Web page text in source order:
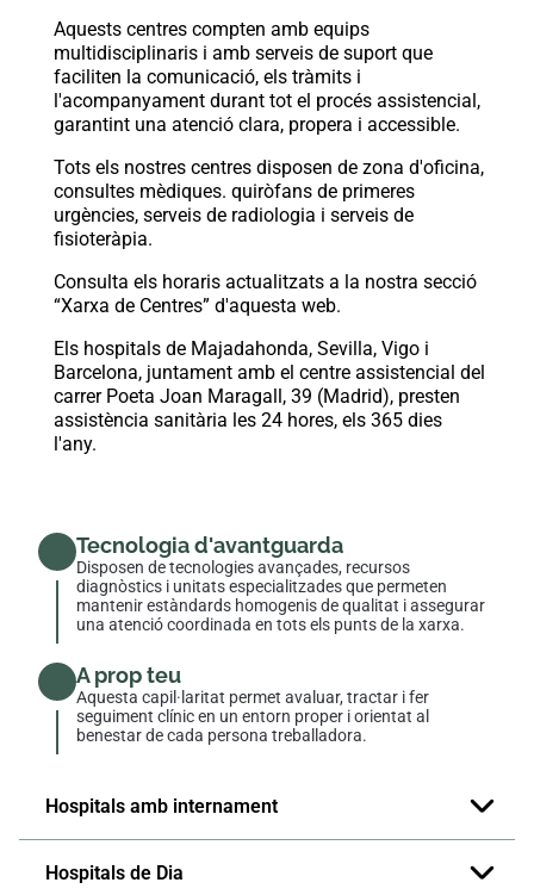
Aquests centres compten amb equips
multidisciplinaris i amb serveis de suport que
faciliten la comunicació, els tràmits i
l'acompanyament durant tot el procés assistencial,
garantint una atenció clara, propera i accessible.
Tots els nostres centres disposen de zona d'oficina,
consultes mèdiques. quiròfans de primeres
urgències, serveis de radiologia i serveis de
fisioteràpia.
Consulta els horaris actualitzats a la nostra secció
“Xarxa de Centres” d'aquesta web.
Els hospitals de Majadahonda, Sevilla, Vigo i
Barcelona, ​​juntament amb el centre assistencial del
carrer Poeta Joan Maragall, 39 (Madrid), presten
assistència sanitària les 24 hores, els 365 dies
l'any.
Tecnologia d'avantguarda
Disposen de tecnologies avançades, recursos
diagnòstics i unitats especialitzades que permeten
mantenir estàndards homogenis de qualitat i assegurar
una atenció coordinada en tots els punts de la xarxa.
A prop teu
Aquesta capil·laritat permet avaluar, tractar i fer
seguiment clínic en un entorn proper i orientat al
benestar de cada persona treballadora.
Hospitals amb internament
Hospitals de Dia